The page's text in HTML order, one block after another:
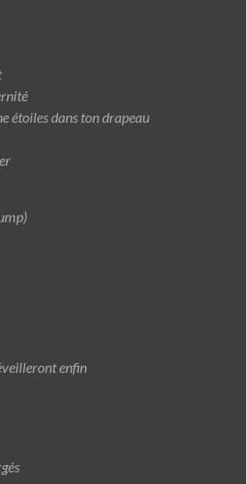
étoiles dans ton drapeau
enfin